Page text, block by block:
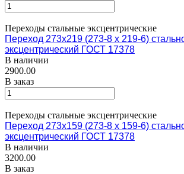
Переходы стальные эксцентрические
Переход 273х219 (273-8 х 219-6)
эксцентрический ГОСТ 17378
В наличии
2900.00
В заказ
Переходы стальные эксцентрические
Переход 273х159 (273-8 х 159-6)
эксцентрический ГОСТ 17378
В наличии
3200.00
В заказ